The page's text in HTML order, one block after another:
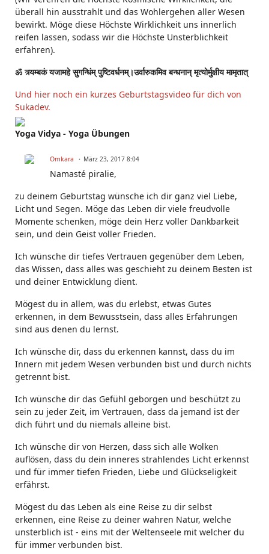
überall hin ausstrahlt und das Wohlergehen aller Wesen
bewirkt. Möge diese Höchste Wirklichkeit uns innerlich
reifen lassen, sodass wir die Höchste Unsterblichkeit
erfahren).
ॐ त्र्यम्बकं यजामहे सुगन्धिंम् पुष्टिवर्धनम्।उर्वारुकमिव बन्धनान् मृत्योर्मुक्षीय मामृतात्
Und hier noch ein kurzes Geburtstagsvideo für dich von
Sukadev.
Yoga Vidya - Yoga Übungen
Omkara März 23, 2017 8:04
Namasté piralie,
zu deinem Geburtstag wünsche ich dir ganz viel Liebe,
Licht und Segen. Möge das Leben dir viele freudvolle
Momente schenken, möge dein Herz voller Dankbarkeit
sein, und dein Geist voller Frieden.
Ich wünsche dir tiefes Vertrauen gegenüber dem Leben,
das Wissen, dass alles was geschieht zu deinem Besten ist
und deiner Entwicklung dient.
Mögest du in allem, was du erlebst, etwas Gutes
erkennen, in dem Bewusstsein, dass alles Erfahrungen
sind aus denen du lernst.
Ich wünsche dir, dass du erkennen kannst, dass du im
Innern mit jedem Wesen verbunden bist und durch nichts
getrennt bist.
Ich wünsche dir das Gefühl geborgen und beschützt zu
sein zu jeder Zeit, im Vertrauen, dass da jemand ist der
dich führt und du niemals alleine bist.
Ich wünsche dir von Herzen, dass sich alle Wolken
auflösen, dass du dein inneres strahlendes Licht erkennst
und für immer tiefen Frieden, Liebe und Glückseligkeit
erfährst.
Mögest du das Leben als eine Reise zu dir selbst
erkennen, eine Reise zu deiner wahren Natur, welche
unsterblich ist - eins mit der Weltenseele mit welcher du
für immer verbunden bist.